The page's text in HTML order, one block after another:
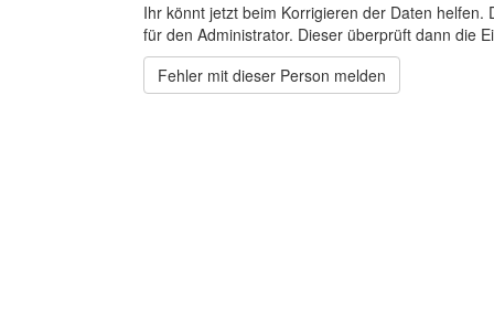
Ihr könnt jetzt beim Korrigieren der Daten
für den Administrator. Dieser überprüft dann die
Fehler mit dieser Person melden